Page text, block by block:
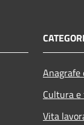
Cultura
Vita